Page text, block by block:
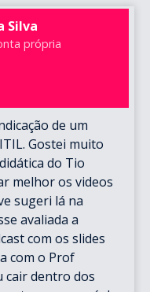
Silva
própria
de um
Gostei muito
do Tio
melhor os videos
sugeri lá na
avaliada a
com os slides
com o Prof
cair dentro dos